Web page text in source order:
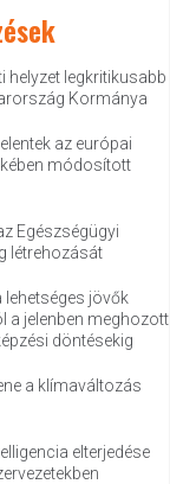
helyzet legkritikusabb
Kormánya
az európai
módosított
Egészségügyi
létrehozását
jövők
a jelenben meghozott
döntésekig
a klímaváltozás
elterjedése